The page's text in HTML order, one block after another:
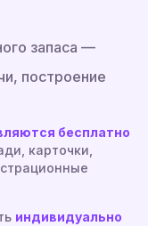
запаса —
построение
бесплатно
карточки,
индивидуально